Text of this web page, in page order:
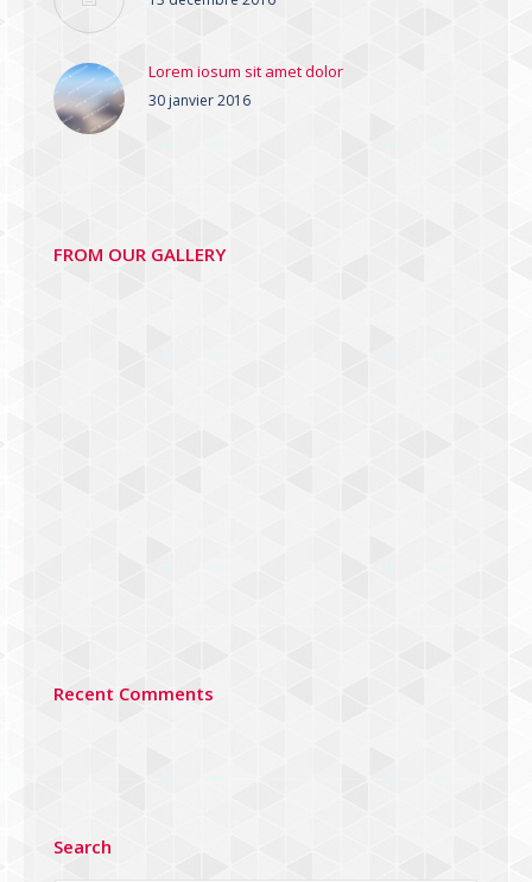
Lorem iosum sit amet dolor
30 janvier 2016
FROM OUR GALLERY
Recent Comments
Search